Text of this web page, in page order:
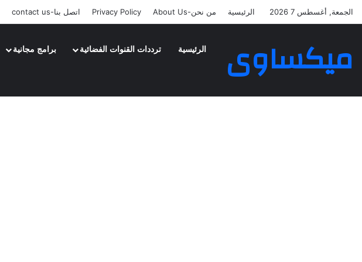
الجمعة, أغسطس 7 2026 الرئيسية من نحن-About Us Privacy Policy اتصل بنا-contact us
ميكساوى الرئيسية ترددات القنوات الفضائية برامج مجانية